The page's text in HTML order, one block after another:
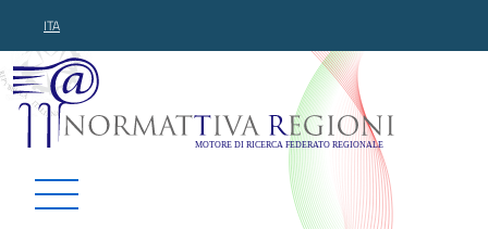
ITA
Normattiva Regioni -